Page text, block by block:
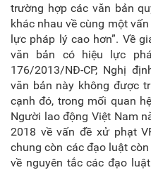
trường hợp các văn bản
khác nhau về cùng một
lực pháp lý cao hơn”. Về
văn bản có hiệu lực
176/2013/NĐ-CP, Nghị
văn bản này không được
cạnh đó, trong mối quan
Người lao động Việt Nam
2018 về vấn đề xử phạt
chung còn các đạo luật
về nguyên tắc các đạo